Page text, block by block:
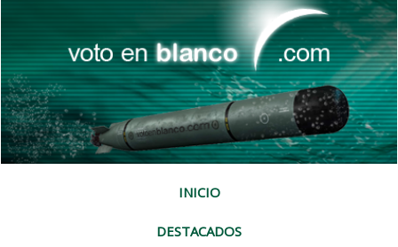
INICIO
DESTACADOS